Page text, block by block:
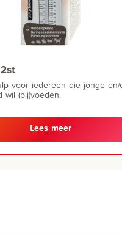
voor iedereen die jonge en/
wil (bij)voeden.
Lees meer